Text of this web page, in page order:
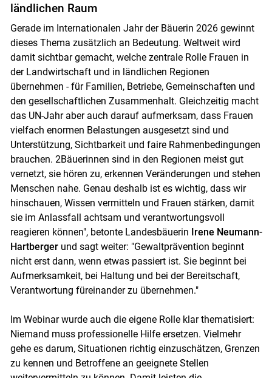
ländlichen Raum
Gerade im Internationalen Jahr der Bäuerin 2026 gewinnt
dieses Thema zusätzlich an Bedeutung. Weltweit wird
damit sichtbar gemacht, welche zentrale Rolle Frauen in
der Landwirtschaft und in ländlichen Regionen
übernehmen - für Familien, Betriebe, Gemeinschaften und
den gesellschaftlichen Zusammenhalt. Gleichzeitig macht
das UN-Jahr aber auch darauf aufmerksam, dass Frauen
vielfach enormen Belastungen ausgesetzt sind und
Unterstützung, Sichtbarkeit und faire Rahmenbedingungen
brauchen. 2Bäuerinnen sind in den Regionen meist gut
vernetzt, sie hören zu, erkennen Veränderungen und stehen
Menschen nahe. Genau deshalb ist es wichtig, dass wir
hinschauen, Wissen vermitteln und Frauen stärken, damit
sie im Anlassfall achtsam und verantwortungsvoll
reagieren können", betonte Landesbäuerin Irene Neumann-
Hartbergerund sagt weiter: "Gewaltprävention beginnt
nicht erst dann, wenn etwas passiert ist. Sie beginnt bei
Aufmerksamkeit, bei Haltung und bei der Bereitschaft,
Verantwortung füreinander zu übernehmen."
Im Webinar wurde auch die eigene Rolle klar thematisiert:
Niemand muss professionelle Hilfe ersetzen. Vielmehr
gehe es darum, Situationen richtig einzuschätzen, Grenzen
zu kennen und Betroffene an geeignete Stellen